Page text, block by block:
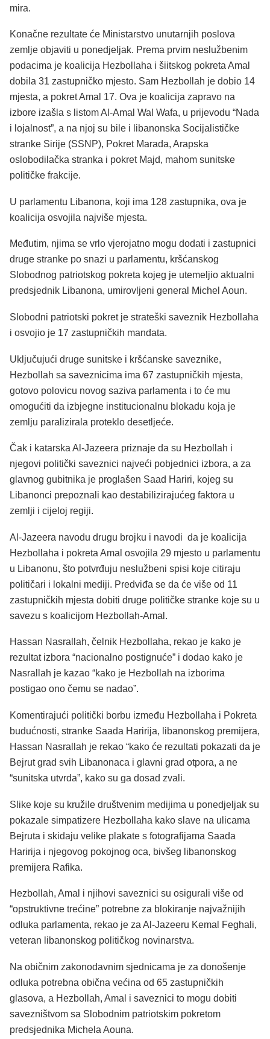
mira.
Konačne rezultate će Ministarstvo unutarnjih poslova
zemlje objaviti u ponedjeljak. Prema prvim neslužbenim
podacima je koalicija Hezbollaha i šiitskog pokreta Amal
dobila 31 zastupničko mjesto. Sam Hezbollah je dobio 14
mjesta, a pokret Amal 17. Ova je koalicija zapravo na
izbore izašla s listom Al-Amal Wal Wafa, u prijevodu “Nada
i lojalnost”, a na njoj su bile i libanonska Socijalističke
stranke Sirije (SSNP), Pokret Marada, Arapska
oslobodilačka stranka i pokret Majd, mahom sunitske
političke frakcije.
U parlamentu Libanona, koji ima 128 zastupnika, ova je
koalicija osvojila najviše mjesta.
Međutim, njima se vrlo vjerojatno mogu dodati i zastupnici
druge stranke po snazi u parlamentu, kršćanskog
Slobodnog patriotskog pokreta kojeg je utemeljio aktualni
predsjednik Libanona, umirovljeni general Michel Aoun.
Slobodni patriotski pokret je strateški saveznik Hezbollaha
i osvojio je 17 zastupničkih mandata.
Uključujući druge sunitske i kršćanske saveznike,
Hezbollah sa saveznicima ima 67 zastupničkih mjesta,
gotovo polovicu novog saziva parlamenta i to će mu
omogućiti da izbjegne institucionalnu blokadu koja je
zemlju paralizirala proteklo desetljeće.
Čak i katarska Al-Jazeera priznaje da su Hezbollah i
njegovi politički saveznici najveći pobjednici izbora, a za
glavnog gubitnika je proglašen Saad Hariri, kojeg su
Libanonci prepoznali kao destabilizirajućeg faktora u
zemlji i cijeloj regiji.
Al-Jazeera navodu drugu brojku i navodi da je koalicija
Hezbollaha i pokreta Amal osvojila 29 mjesto u parlamentu
u Libanonu, što potvrđuju neslužbeni spisi koje citiraju
političari i lokalni mediji. Predviđa se da će više od 11
zastupničkih mjesta dobiti druge političke stranke koje su u
savezu s koalicijom Hezbollah-Amal.
Hassan Nasrallah, čelnik Hezbollaha, rekao je kako je
rezultat izbora “nacionalno postignuće” i dodao kako je
Nasrallah je kazao “kako je Hezbollah na izborima
postigao ono čemu se nadao”.
Komentirajući politički borbu između Hezbollaha i Pokreta
budućnosti, stranke Saada Haririja, libanonskog premijera,
Hassan Nasrallah je rekao “kako će rezultati pokazati da je
Bejrut grad svih Libanonaca i glavni grad otpora, a ne
“sunitska utvrda”, kako su ga dosad zvali.
Slike koje su kružile društvenim medijima u ponedjeljak su
pokazale simpatizere Hezbollaha kako slave na ulicama
Bejruta i skidaju velike plakate s fotografijama Saada
Haririja i njegovog pokojnog oca, bivšeg libanonskog
premijera Rafika.
Hezbollah, Amal i njihovi saveznici su osigurali više od
“opstruktivne trećine” potrebne za blokiranje najvažnijih
odluka parlamenta, rekao je za Al-Jazeeru Kemal Feghali,
veteran libanonskog političkog novinarstva.
Na običnim zakonodavnim sjednicama je za donošenje
odluka potrebna obična većina od 65 zastupničkih
glasova, a Hezbollah, Amal i saveznici to mogu dobiti
savezništvom sa Slobodnim patriotskim pokretom
predsjednika Michela Aouna.